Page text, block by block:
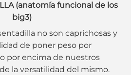
(anatomía funcional de los
big3)
no son caprichosas y
de poner peso por
por encima de nuestros
la versatilidad del mismo.